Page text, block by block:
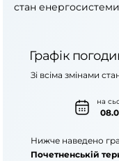
стан
Графік
на
Зі всіма змінами
Нижче наведено
Почетненській